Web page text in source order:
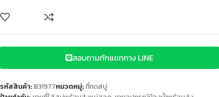
สอบถามทักแชททาง LINE
รหัสสินค้า:B31977หมวดหมู่:ที่กดสบู่